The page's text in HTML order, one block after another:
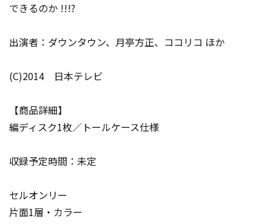
できるのか !!!?
出演者：ダウンタウン、月亭方正、ココリコ ほか
(C)2014 日本テレビ
【商品詳細】
編ディスク1枚／トールケース仕様
収録予定時間：未定
セルオンリー
片面1層・カラー